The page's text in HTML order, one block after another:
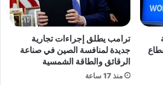
ترامب يطلق إجراءات تجارية
جديدة لمنافسة الصين في صناعة
الرقائق والطاقة الشمسية
منذ 17 ساعة